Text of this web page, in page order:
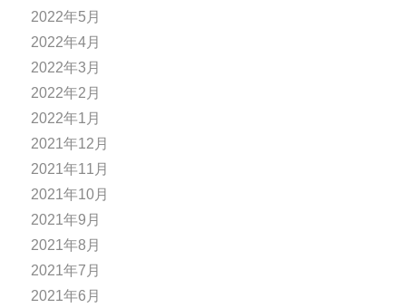
2022年5月
2022年4月
2022年3月
2022年2月
2022年1月
2021年12月
2021年11月
2021年10月
2021年9月
2021年8月
2021年7月
2021年6月